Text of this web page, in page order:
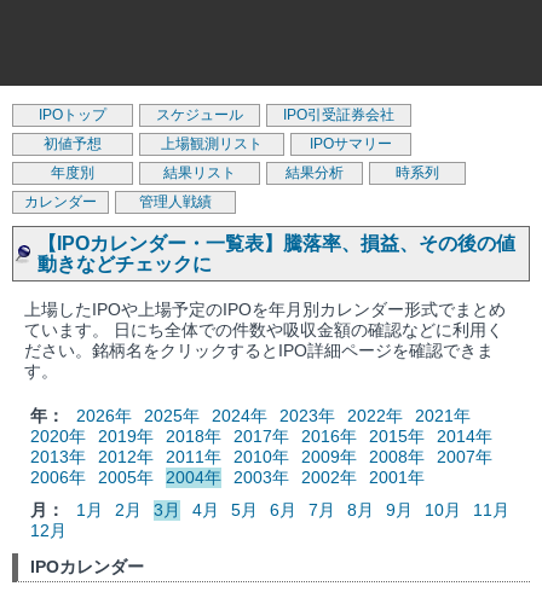
IPOトップ スケジュール
IPO引受証券会社
初値予想
上場観測リスト
IPOサマリー
年度別
結果リスト 結果分析
時系列
カレンダー
管理人戦績
【IPOカレンダー・一覧表】騰落率、損益、その後の値
動きなどチェックに
上場したIPOや上場予定のIPOを年月別カレンダー形式でまとめ
ています。 日にち全体での件数や吸収金額の確認などに利用く
ださい。銘柄名をクリックするとIPO詳細ページを確認できま
す。
年： 2026年 2025年 2024年 2023年 2022年
2021年
2020年
2019年 2018年 2017年 2016年 2015年
2014年
2013年
2012年 2011年 2010年 2009年 2008年
2007年
2006年
2005年 2004年 2003年 2002年
2001年
月：
1月 2月 3月 4月 5月 6月 7月 8月 9月 10月
11月
12月
IPOカレンダー